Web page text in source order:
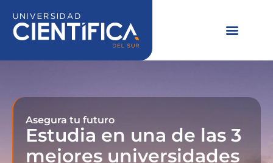
contenido
Asegura tu futuro
Estudia en una de las 3
mejores universidades